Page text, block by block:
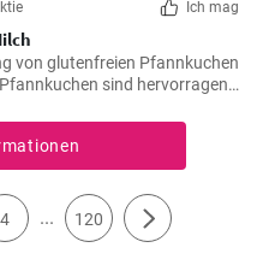
Ich mag
von glutenfreien Pfannkuchen
sind hervorragend
4 ... 120